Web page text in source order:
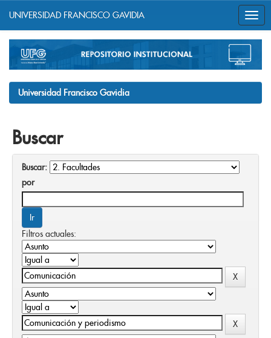
navigation
UNIVERSIDAD FRANCISCO GAVIDIA
Universidad Francisco Gavidia
Buscar
Buscar:
por
Filtros actuales: